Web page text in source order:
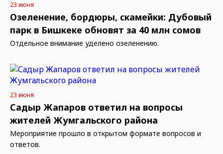
23 июня
Озеленение, бордюры, скамейки: Дубовый
парк в Бишкеке обновят за 40 млн сомов
Отдельное внимание уделено озеленению.
23 июня
Садыр Жапаров ответил на вопросы
жителей Жумгальского района
Мероприятие прошло в открытом формате вопросов и
ответов.